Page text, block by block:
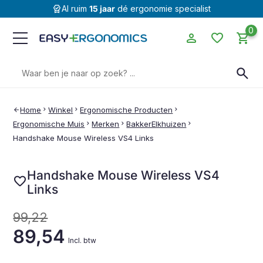
editor_choiceAl ruim 15 jaar dé ergonomie specialist
search
person favorite 0
shopping_cart
arrow_backHome chevron_rightWinkel chevron_rightErgonomische Producten chevron_right
Ergonomische Muis chevron_rightMerken chevron_rightBakkerElkhuizen chevron_right
Handshake Mouse Wireless VS4 Links
favoriteHandshake Mouse Wireless VS4
Links
99,22
89,54 Incl. btw